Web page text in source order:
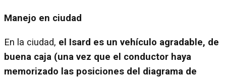
Manejo en ciudad
En la ciudad, el Isard es un vehículo agradable, de
buena caja (una vez que el conductor haya
memorizado las posiciones del diagrama de